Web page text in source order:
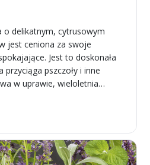
o delikatnym, cytrusowym
jest ceniona za swoje
Jest to doskonała
pszczoły i inne
w uprawie, wieloletnia…